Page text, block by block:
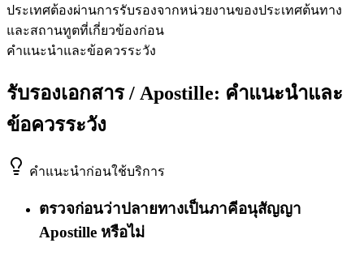
ประเทศต้องผ่านการรับรองจากหน่วยงานของประเทศต้นทาง
และสถานทูตที่เกี่ยวข้องก่อน
คำแนะนำและข้อควรระวัง
รับรองเอกสาร / Apostille: คำแนะนำและ
ข้อควรระวัง
คำแนะนำก่อนใช้บริการ
ตรวจก่อนว่าปลายทางเป็นภาคีอนุสัญญา
Apostille หรือไม่